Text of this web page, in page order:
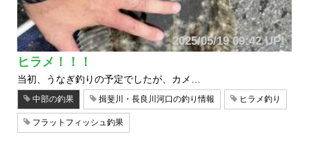
2025/05/19 09:42 UP!
ヒラメ！！！
当初、うなぎ釣りの予定でしたが、カメ…
中部の釣果 揖斐川・長良川河口の釣り情報 ヒラメ釣り
フラットフィッシュ釣果